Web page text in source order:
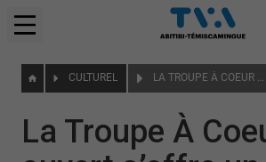
CULTUREL LA TROUPE À COEUR OUVERT S’OFFRE UN SPECTACLE RÉTROSPECTIF
La Troupe À